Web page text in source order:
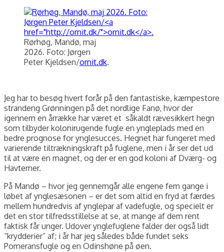
Rørhøg, Mandø, maj
2026. Foto: Jørgen
Peter Kjeldsen/ornit.dk.
Jeg har to besøg hvert forår på den fantastiske, kæmpestore
strandeng Grønningen på det nordlige Fanø, hvor der
igennem en årrække har været et såkaldt rævesikkert hegn
som tilbyder kolonirugende fugle en yngleplads med en
bedre prognose for ynglesucces. Hegnet har fungeret med
varierende tiltrækningskraft på fuglene, men i år ser det ud
til at være en magnet, og der er en god koloni af Dværg- og
Havterner.
På Mandø – hvor jeg gennemgår alle engene fem gange i
løbet af ynglesæsonen – er det som altid en fryd at færdes
mellem hundredvis af ynglepar af vadefugle, og specielt er
det en stor tilfredsstillelse at se, at mange af dem rent
faktisk får unger. Udover ynglefuglene falder der også lidt
“krydderier” af; i år har jeg således både fundet seks
Pomeransfugle og en Odinshøne på øen.